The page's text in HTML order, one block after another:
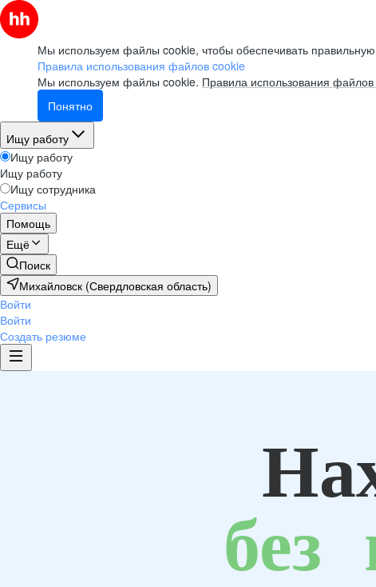
Мы используем файлы cookie, чтобы обеспечивать
Правила использования файлов cookie
Мы используем файлы cookie. Правила использования
Понятно
Ищу работу
Ищу работу
Ищу работу
Ищу сотрудника
Сервисы
Помощь
Ещё
Поиск
Михайловск (Свердловская область)
Войти
Войти
Создать резюме
без